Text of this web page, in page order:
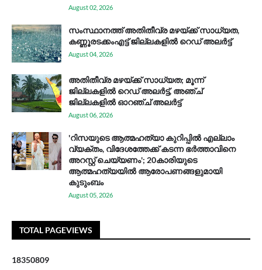
August 02, 2026
സം​സ്ഥാ​ന​ത്ത് അ​തി​തീ​വ്ര മ​ഴ​യ്ക്ക് സാ​ധ്യ​ത,
കണ്ണൂരടക്കംഎ​ട്ട് ജി​ല്ല​ക​ളി​ൽ റെ​ഡ് അ​ലർ​ട്ട്
August 04, 2026
അതിതീവ്ര മഴയ്ക്ക് സാധ്യത; മൂന്ന്
ജില്ലകളിൽ റെഡ് അലർട്ട്, അഞ്ച്
ജില്ലകളിൽ ഓറഞ്ച് അലർട്ട്
August 06, 2026
'റിസയുടെ ആത്മഹത്യാ കുറിപ്പിൽ എല്ലാം
വ്യക്തം, വിദേശത്തേക്ക് കടന്ന ഭർത്താവിനെ
അറസ്റ്റ് ചെയ്യണം'; 20കാരിയുടെ
ആത്മഹത്യയിൽ ആരോപണങ്ങളുമായി
കുടുംബം
August 05, 2026
TOTAL PAGEVIEWS
18350809